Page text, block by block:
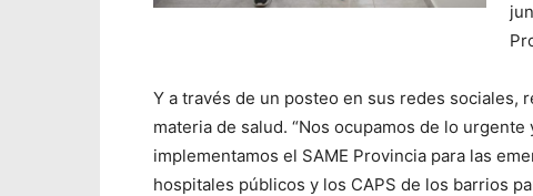
Y a través de un posteo en sus redes
materia de salud. “Nos ocupamos de lo
implementamos el SAME Provincia para las
hospitales públicos y los CAPS de los barrios